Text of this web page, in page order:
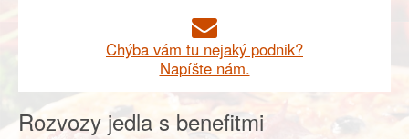
Chýba vám tu nejaký podnik?
Napíšte nám.
Rozvozy jedla s benefitmi